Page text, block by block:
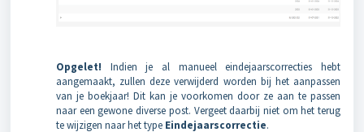
Opgelet! Indien je al manueel eindejaarscorrecties hebt
aangemaakt, zullen deze verwijderd worden bij het aanpassen
van je boekjaar! Dit kan je voorkomen door ze aan te passen
naar een gewone diverse post. Vergeet daarbij niet om het terug
te wijzigen naar het type Eindejaarscorrectie.